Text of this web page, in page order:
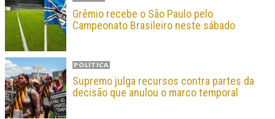
Grêmio recebe o São Paulo pelo
Campeonato Brasileiro neste sábado
POLÍTICA
Supremo julga recursos contra partes da
decisão que anulou o marco temporal